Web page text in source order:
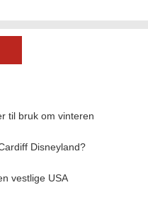
til bruk om vinteren
Disneyland?
vestlige USA